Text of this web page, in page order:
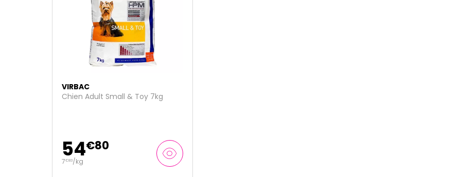
VIRBAC
Chien Adult Small & Toy 7kg
54€80
7€83/kg